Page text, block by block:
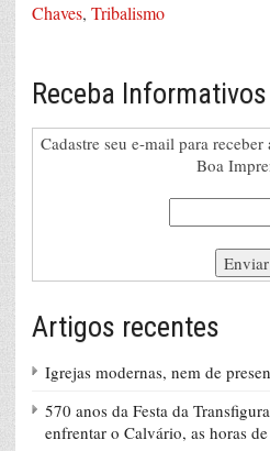
Chaves, Tribalismo
Receba
Cadastre seu e-mail para
Boa
Artigos recentes
Igrejas modernas, nem de
570 anos da Festa da
enfrentar o Calvário, as horas